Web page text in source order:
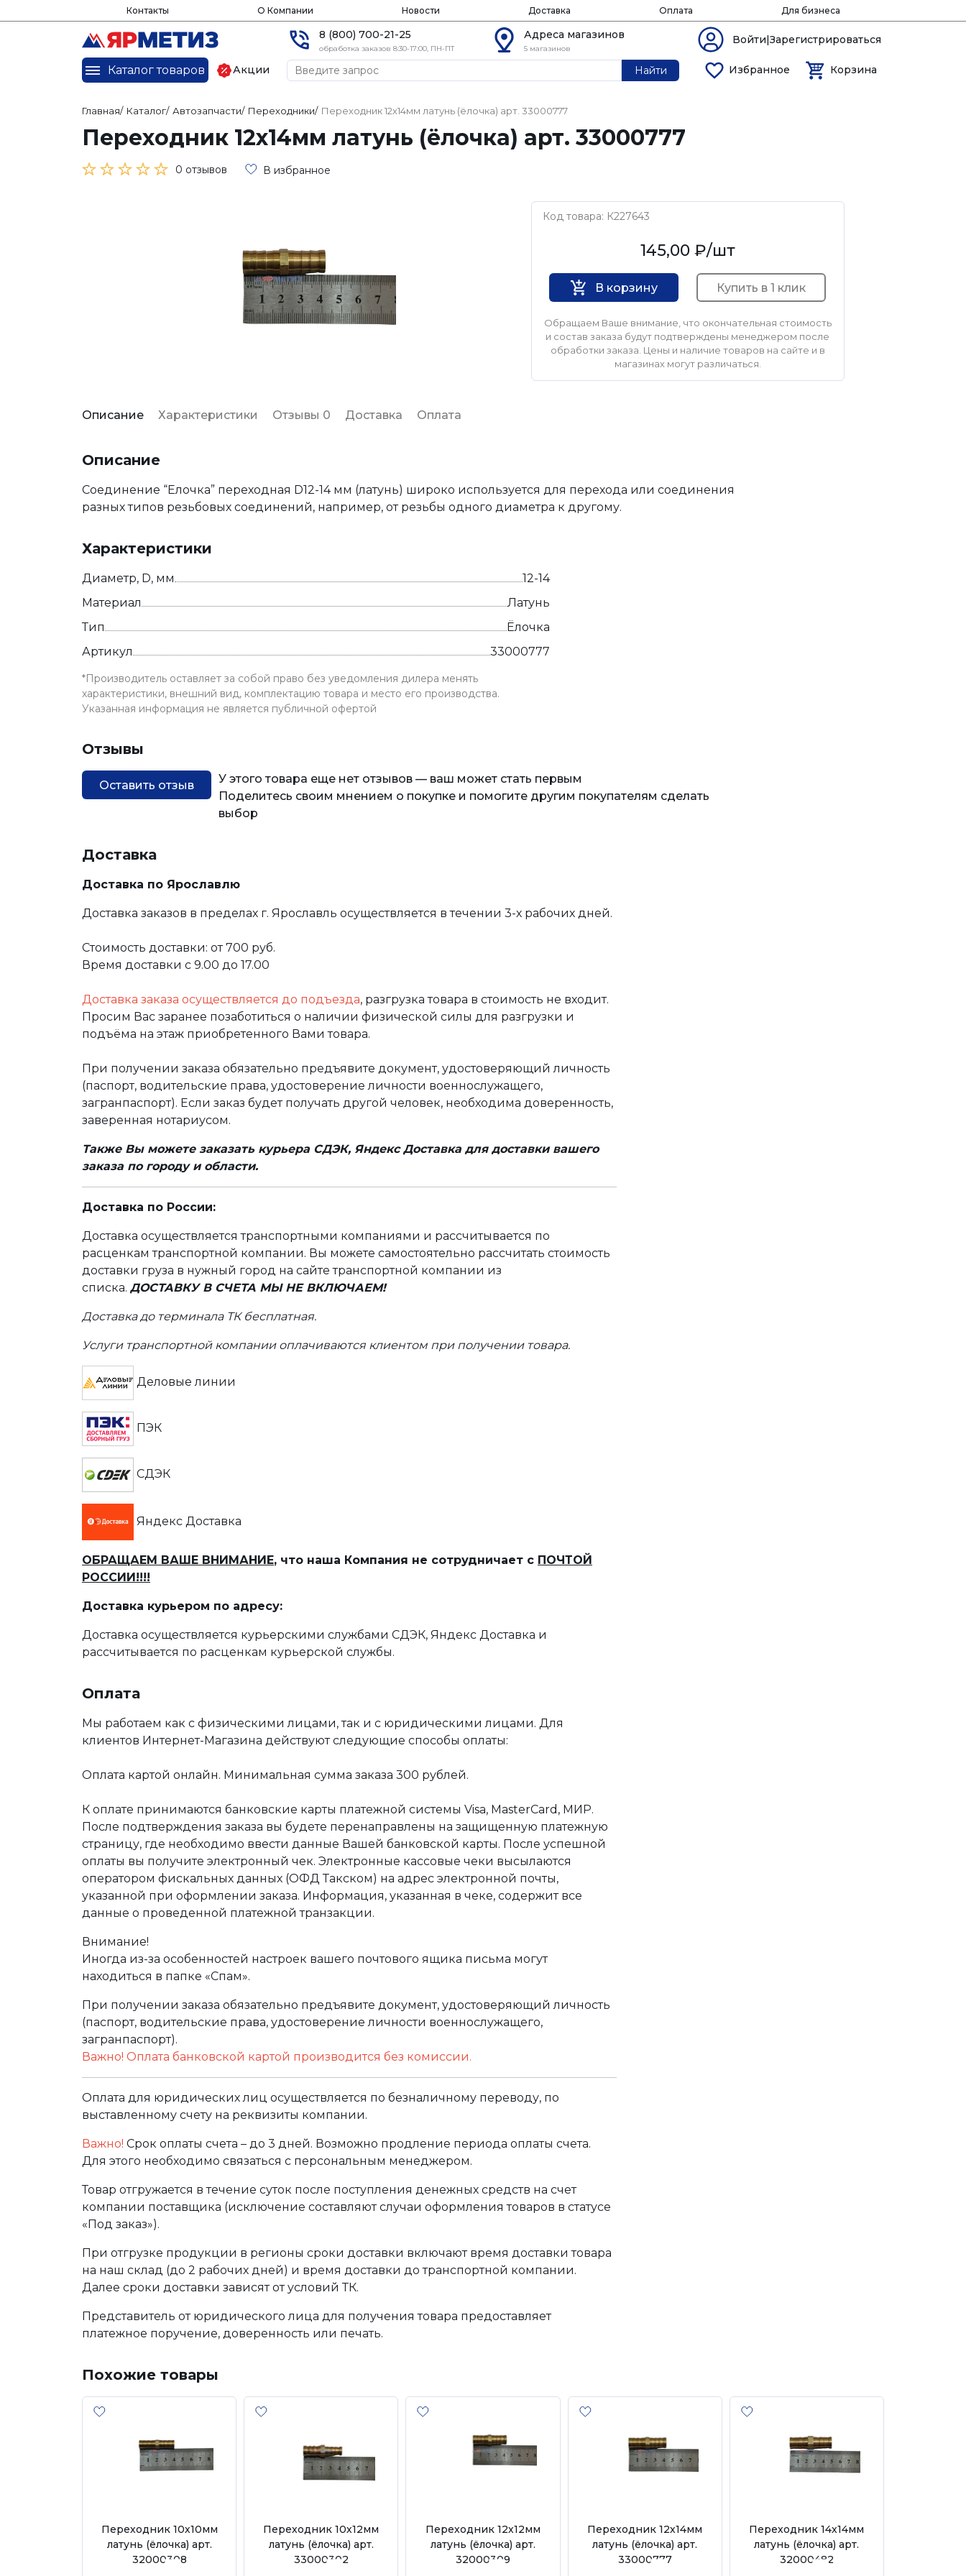
Контакты О Компании Новости Доставка Оплата Для бизнеса
8 (800) 700-21-25
обработка заказов 8:30-17:00, ПН-ПТ
Адреса магазинов
5 магазинов
Войти|Зарегистрироваться
Каталог товаров Акции Найти Избранное Корзина
Главная/ Каталог/ Автозапчасти/ Переходники/ Переходник 12х14мм латунь (ёлочка) арт. 33000777
Переходник 12х14мм латунь (ёлочка) арт. 33000777
0 отзывов В избранное
Код товара: К227643
145,00 ₽/шт
В корзину Купить в 1 клик
Обращаем Ваше внимание, что окончательная стоимость
и состав заказа будут подтверждены менеджером после
обработки заказа. Цены и наличие товаров на сайте и в
магазинах могут различаться.
Описание Характеристики Отзывы 0 Доставка Оплата
Описание
Соединение “Елочка” переходная D12-14 мм (латунь) широко используется для перехода или соединения
разных типов резьбовых соединений, например, от резьбы одного диаметра к другому.
Характеристики
Диаметр, D, мм
12-14
Материал
Латунь
Тип
Ёлочка
Артикул
33000777
*Производитель оставляет за собой право без уведомления дилера менять
характеристики, внешний вид, комплектацию товара и место его производства.
Указанная информация не является публичной офертой
Отзывы
Оставить отзыв
У этого товара еще нет отзывов — ваш может стать первым
Поделитесь своим мнением о покупке и помогите другим покупателям сделать
выбор
Доставка
Доставка по Ярославлю
Доставка заказов в пределах г. Ярославль осуществляется в течении 3-х рабочих дней.
Стоимость доставки: от 700 руб.
Время доставки с 9.00 до 17.00
Доставка заказа осуществляется до подъезда, разгрузка товара в стоимость не входит.
Просим Вас заранее позаботиться о наличии физической силы для разгрузки и
подъёма на этаж приобретенного Вами товара.
При получении заказа обязательно предъявите документ, удостоверяющий личность
(паспорт, водительские права, удостоверение личности военнослужащего,
загранпаспорт). Если заказ будет получать другой человек, необходима доверенность,
заверенная нотариусом.
Также Вы можете заказать курьера СДЭК, Яндекс Доставка для доставки вашего
заказа по городу и области.
Доставка по России:
Доставка осуществляется транспортными компаниями и рассчитывается по
расценкам транспортной компании. Вы можете самостоятельно рассчитать стоимость
доставки груза в нужный город на сайте транспортной компании из
списка. ДОСТАВКУ В СЧЕТА МЫ НЕ ВКЛЮЧАЕМ!
Доставка до терминала ТК бесплатная.
Услуги транспортной компании оплачиваются клиентом при получении товара.
Деловые линии
ПЭК
СДЭК
Яндекс Доставка
ОБРАЩАЕМ ВАШЕ ВНИМАНИЕ, что наша Компания не сотрудничает с ПОЧТОЙ
РОССИИ!!!!
Доставка курьером по адресу:
Доставка осуществляется курьерскими службами СДЭК, Яндекс Доставка и
рассчитывается по расценкам курьерской службы.
Оплата
Мы работаем как с физическими лицами, так и с юридическими лицами. Для
клиентов Интернет-Магазина действуют следующие способы оплаты:
Оплата картой онлайн. Минимальная сумма заказа 300 рублей.
К оплате принимаются банковские карты платежной системы Visa, MasterCard, МИР.
После подтверждения заказа вы будете перенаправлены на защищенную платежную
страницу, где необходимо ввести данные Вашей банковской карты. После успешной
оплаты вы получите электронный чек. Электронные кассовые чеки высылаются
оператором фискальных данных (ОФД Такском) на адрес электронной почты,
указанной при оформлении заказа. Информация, указанная в чеке, содержит все
данные о проведенной платежной транзакции.
Внимание!
Иногда из-за особенностей настроек вашего почтового ящика письма могут
находиться в папке «Спам».
При получении заказа обязательно предъявите документ, удостоверяющий личность
(паспорт, водительские права, удостоверение личности военнослужащего,
загранпаспорт).
Важно! Оплата банковской картой производится без комиссии.
Оплата для юридических лиц осуществляется по безналичному переводу, по
выставленному счету на реквизиты компании.
Важно! Срок оплаты счета – до 3 дней. Возможно продление периода оплаты счета.
Для этого необходимо связаться с персональным менеджером.
Товар отгружается в течение суток после поступления денежных средств на счет
компании поставщика (исключение составляют случаи оформления товаров в статусе
«Под заказ»).
При отгрузке продукции в регионы сроки доставки включают время доставки товара
на наш склад (до 2 рабочих дней) и время доставки до транспортной компании.
Далее сроки доставки зависят от условий ТК.
Представитель от юридического лица для получения товара предоставляет
платежное поручение, доверенность или печать.
Похожие товары
Переходник 10х10мм
латунь (ёлочка) арт.
32000308
Переходник 10х12мм
латунь (ёлочка) арт.
33000302
Переходник 12х12мм
латунь (ёлочка) арт.
32000309
Переходник 12х14мм
латунь (ёлочка) арт.
33000777
Переходник 14х14мм
латунь (ёлочка) арт.
32000482